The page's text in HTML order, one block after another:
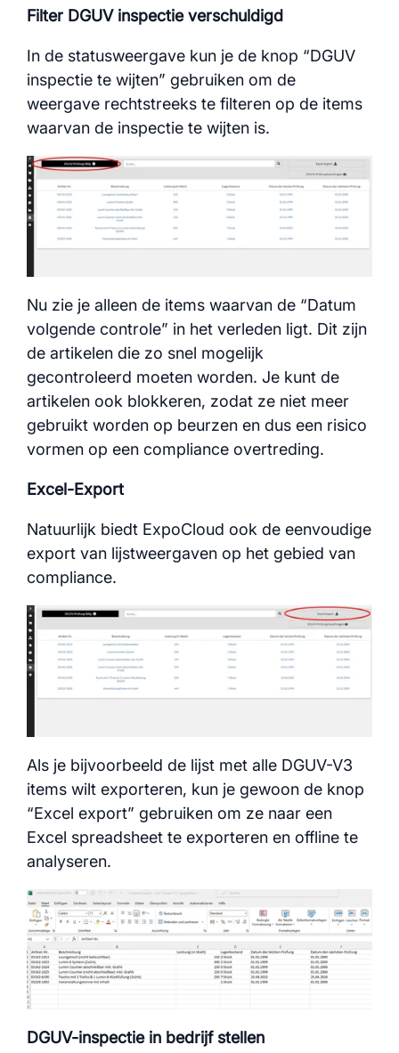
Filter DGUV inspectie verschuldigd
In de statusweergave kun je de knop “DGUV
inspectie te wijten” gebruiken om de
weergave rechtstreeks te filteren op de items
waarvan de inspectie te wijten is.
Nu zie je alleen de items waarvan de “Datum
volgende controle” in het verleden ligt. Dit zijn
de artikelen die zo snel mogelijk
gecontroleerd moeten worden. Je kunt de
artikelen ook blokkeren, zodat ze niet meer
gebruikt worden op beurzen en dus een risico
vormen op een compliance overtreding.
Excel-Export
Natuurlijk biedt ExpoCloud ook de eenvoudige
export van lijstweergaven op het gebied van
compliance.
Als je bijvoorbeeld de lijst met alle DGUV-V3
items wilt exporteren, kun je gewoon de knop
“Excel export” gebruiken om ze naar een
Excel spreadsheet te exporteren en offline te
analyseren.
DGUV-inspectie in bedrijf stellen